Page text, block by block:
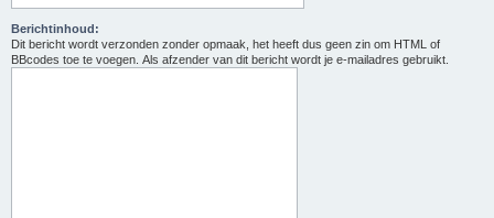
Berichtinhoud:
Dit bericht wordt verzonden zonder opmaak, het heeft dus geen zin om HTML of
BBcodes toe te voegen. Als afzender van dit bericht wordt je e-mailadres gebruikt.